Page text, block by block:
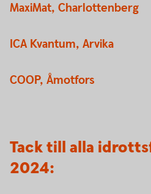
MaxiMat, Charlottenberg
ICA Kvantum, Arvika
COOP, Åmotfors
Tack till alla
2024: